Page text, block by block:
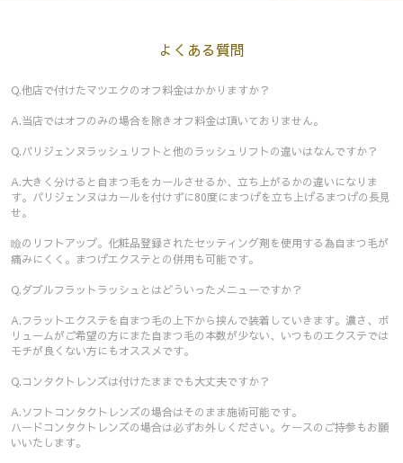
よくある質問
Q.他店で付けたマツエクのオフ料金はかかりますか？
A.当店ではオフのみの場合を除きオフ料金は頂いておりません。
Q.パリジェンヌラッシュリフトと他のラッシュリフトの違いはなんですか？
A.大きく分けると自まつ毛をカールさせるか、立ち上がるかの違いになりま
す。パリジェンヌはカールを付けずに80度にまつげを立ち上げるまつげの長見
せ。
瞼のリフトアップ。化粧品登録されたセッティング剤を使用する為自まつ毛が
痛みにくく。まつげエクステとの併用も可能です。
Q.ダブルフラットラッシュとはどういったメニューですか？
A.フラットエクステを自まつ毛の上下から挟んで装着していきます。濃さ、ボ
リュームがご希望の方にまた自まつ毛の本数が少ない、いつものエクステでは
モチが良くない方にもオススメです。
Q.コンタクトレンズは付けたままでも大丈夫ですか？
A.ソフトコンタクトレンズの場合はそのまま施術可能です。
ハードコンタクトレンズの場合は必ずお外しください。ケースのご持参もお願
いいたします。